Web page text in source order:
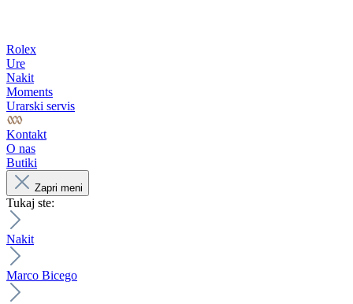
Rolex
Ure
Nakit
Moments
Urarski servis
Kontakt
O nas
Butiki
Zapri meni
Tukaj ste:
Nakit
Marco Bicego